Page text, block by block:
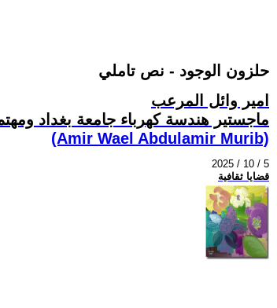
حلزون الوجود - نص تاملي
امير وائل المرعب
ماجستير هندسة كهرباء جامعة بغداد
(Amir Wael Abdulamir Murib)
2025 / 10 / 5
قضايا ثقافية